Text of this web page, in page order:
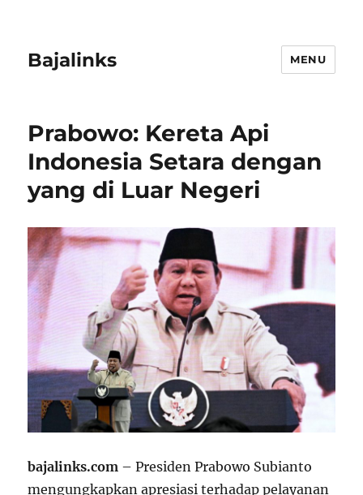
Bajalinks MENU
Prabowo: Kereta Api
Indonesia Setara dengan
yang di Luar Negeri
bajalinks.com – Presiden Prabowo Subianto
mengungkapkan apresiasi terhadap pelayanan